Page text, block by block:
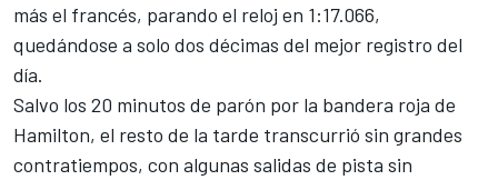
más el francés, parando el reloj en 1:17.066,
quedándose a solo dos décimas del mejor registro del
día.
Salvo los 20 minutos de parón por la bandera roja de
Hamilton, el resto de la tarde transcurrió sin grandes
contratiempos, con algunas salidas de pista sin